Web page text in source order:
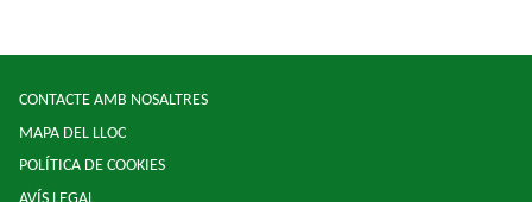
CONTACTE AMB NOSALTRES
MAPA DEL LLOC
POLÍTICA DE COOKIES
AVÍS LEGAL